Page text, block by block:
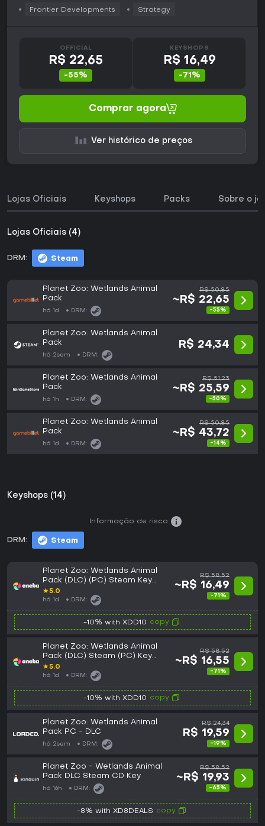
Frontier Developments Strategy
OFFICIAL
R$ 22,65
-55%
KEYSHOPS
R$ 16,49
-71%
Comprar agora
Ver histórico de preços
Lojas Oficiais Keyshops Packs Sobre o
Lojas Oficiais (4)
DRM: Steam
Planet Zoo: Wetlands Animal
Pack
há 1d DRM:
R$ 50,85
~R$ 22,65
-55%
Planet Zoo: Wetlands Animal
Pack
há 2sem DRM:
R$ 24,34
Planet Zoo: Wetlands Animal
Pack
há 1h DRM:
R$ 51,23
~R$ 25,59
-50%
Planet Zoo: Wetlands Animal
Pack
há 1d DRM:
R$ 50,85
~R$ 43,72
-14%
Keyshops (14)
DRM: Steam
Informação de risco:
Planet Zoo: Wetlands Animal
Pack (DLC) (PC) Steam Key
GLOBAL
★5.0
há 1d DRM:
R$ 58,52
~R$ 16,49
-71%
-10% with XDD10 copy
Planet Zoo: Wetlands Animal
Pack (DLC) Steam (PC) Key
LATAM
★5.0
há 1d DRM:
R$ 58,52
~R$ 16,55
-71%
-10% with XDD10 copy
Planet Zoo: Wetlands Animal
Pack PC - DLC
há 2sem DRM:
R$ 24,34
R$ 19,59
-19%
Planet Zoo - Wetlands Animal
Pack DLC Steam CD Key
há 16h DRM:
R$ 58,52
~R$ 19,93
-65%
-8% with XD8DEALS copy